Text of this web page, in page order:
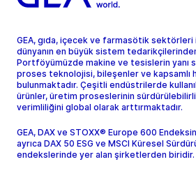
GEA, gıda, içecek ve farmasötik sektörleri
dünyanın en büyük sistem
Portföyümüzde makine ve tesislerin yanı
proses teknolojisi, bileşenler ve kapsamlı
bulunmaktadır. Çeşitli endüstrilerde
ürünler, üretim proseslerinin
verimliliğini global olarak arttırmaktadır.
GEA, DAX ve STOXX® Europe 600
ayrıca DAX 50 ESG ve MSCI Küresel
endekslerinde yer alan şirketlerden biridir.